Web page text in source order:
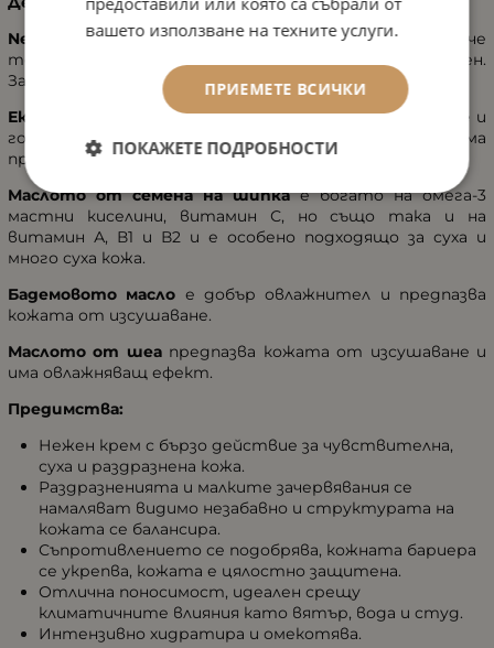
Neuromedще намали стреса на кожата, така че
тенът да бъде видимо, осезаемо и трайно успокоен.
Зачервяването на кожата е значително намалено.
Екстрактът от тамянпредпазва от раздразнение и
го намалява. В същото време има
противовъзпалителни свойства.
Маслото от семена на шипкае богато на омега-3
мастни киселини, витамин С, но също така и на
витамин А, В1 и В2 и е особено подходящо за суха и
много суха кожа.
Бадемовото масло е добър овлажнител и предпазва
кожата от изсушаване.
Маслото от шеапредпазва кожата от изсушаване и
има овлажняващ ефект.
Предимства:
Нежен крем с бързо действие за чувствителна,
суха и раздразнена кожа.
Раздразненията и малките зачервявания се
намаляват видимо незабавно и структурата на
кожата се балансира.
Съпротивлението се подобрява, кожната бариера
се укрепва, кожата е цялостно защитена.
Отлична поносимост, идеален срещу
климатичните влияния като вятър, вода и студ.
Интензивно хидратира и омекотява.
вашето използване на техните услуги.
ПРИЕМЕТЕ ВСИЧКИ
ПОКАЖЕТЕ ПОДРОБНОСТИ